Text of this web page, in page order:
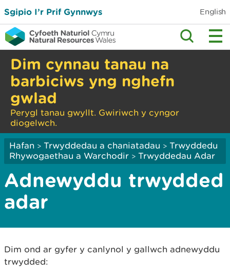
Sgipio I’r Prif Gynnwys English
Dim cynnau tanau na
barbiciws yng nghefn
gwlad
Perygl tanau gwyllt. Gwiriwch y cyngor
diogelwch.
Hafan > Trwyddedau a chaniatadau > Trwyddedu
Rhywogaethau a Warchodir > Trwyddedau Adar
Adnewyddu trwydded
adar
Dim ond ar gyfer y canlynol y gallwch adnewyddu
trwydded: